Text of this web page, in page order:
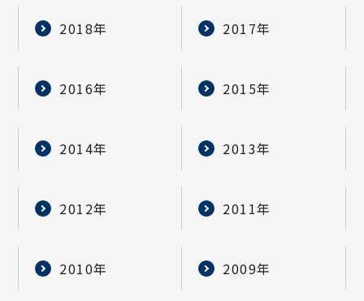
2018年 2017年
2016年 2015年
2014年 2013年
2012年 2011年
2010年 2009年